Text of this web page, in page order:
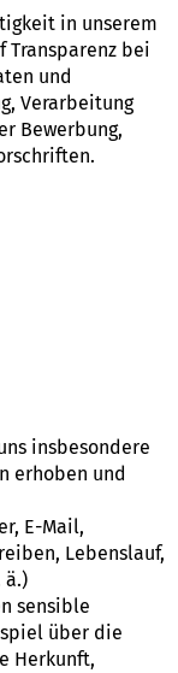
in unserem
Transparenz bei
und
Verarbeitung
Bewerbung,
insbesondere
erhoben und
E-Mail,
Lebenslauf,
ä.)
sensible
über die
Herkunft,